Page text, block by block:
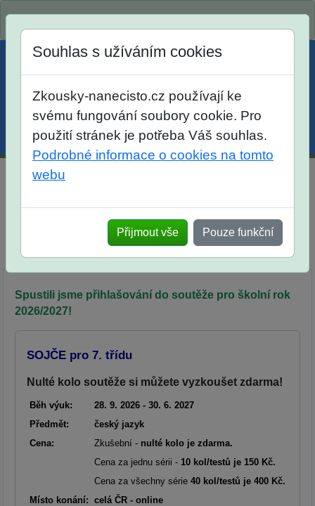
Menu Účet Košík
7. tříd
Popis Objednávka Síň slávy
Souhlas s užíváním cookies
Zkousky-nanecisto.cz používají ke
svému fungování soubory cookie. Pro
použití stránek je potřeba Váš souhlas.
Podrobné informace o cookies na tomto
webu
Přijmout vše Pouze funkční
Spustili jsme přihlašování do soutěže pro školní rok
2026/2027!
SOJČE pro 7. třídu
Nulté kolo soutěže si můžete vyzkoušet zdarma!
Běh výuk:
28. 9. 2026 - 30. 6. 2027
Předmět:
český jazyk
Cena:
Zkušební - nulté kolo je zdarma.
Cena za jednu sérii - 10 kol/testů je 150 Kč.
Cena za všechny série 40 kol/testů je 400 Kč.
Místo konání: celá ČR - online